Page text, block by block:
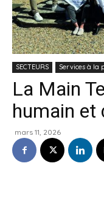
SECTEURS Services à la
La Main
humain et
mars 11, 2026